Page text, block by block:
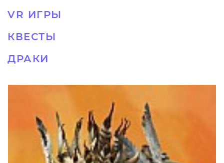
VR ИГРЫ
КВЕСТЫ
ДРАКИ